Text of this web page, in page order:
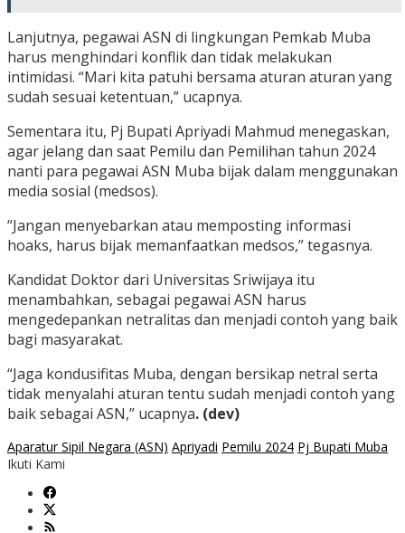
Lanjutnya, pegawai ASN di lingkungan Pemkab Muba
harus menghindari konflik dan tidak melakukan
intimidasi. “Mari kita patuhi bersama aturan aturan yang
sudah sesuai ketentuan,” ucapnya.
Sementara itu, Pj Bupati Apriyadi Mahmud menegaskan,
agar jelang dan saat Pemilu dan Pemilihan tahun 2024
nanti para pegawai ASN Muba bijak dalam menggunakan
media sosial (medsos).
“Jangan menyebarkan atau memposting informasi
hoaks, harus bijak memanfaatkan medsos,” tegasnya.
Kandidat Doktor dari Universitas Sriwijaya itu
menambahkan, sebagai pegawai ASN harus
mengedepankan netralitas dan menjadi contoh yang baik
bagi masyarakat.
“Jaga kondusifitas Muba, dengan bersikap netral serta
tidak menyalahi aturan tentu sudah menjadi contoh yang
baik sebagai ASN,” ucapnya. (dev)
Aparatur Sipil Negara (ASN) Apriyadi Pemilu 2024 Pj Bupati Muba
Ikuti Kami